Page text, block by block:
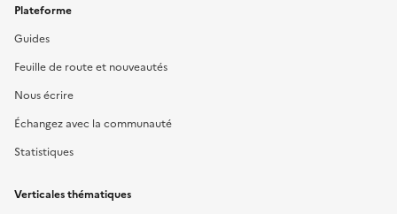
Plateforme
Guides
Feuille de route et nouveautés
Nous écrire
Échangez avec la communauté
Statistiques
Verticales thématiques